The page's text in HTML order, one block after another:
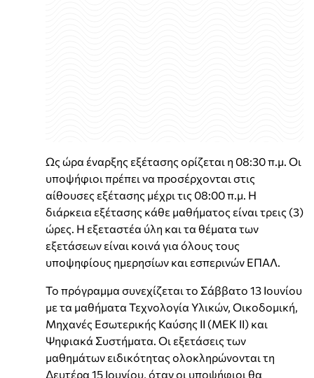
Ως ώρα έναρξης εξέτασης ορίζεται η 08:30 π.μ. Οι
υποψήφιοι πρέπει να προσέρχονται στις
αίθουσες εξέτασης μέχρι τις 08:00 π.μ. Η
διάρκεια εξέτασης κάθε μαθήματος είναι τρεις (3)
ώρες. Η εξεταστέα ύλη και τα θέματα των
εξετάσεων είναι κοινά για όλους τους
υποψηφίους ημερησίων και εσπερινών ΕΠΑΛ.
Το πρόγραμμα συνεχίζεται το Σάββατο 13 Ιουνίου
με τα μαθήματα Τεχνολογία Υλικών, Οικοδομική,
Μηχανές Εσωτερικής Καύσης ΙΙ (ΜΕΚ ΙΙ) και
Ψηφιακά Συστήματα. Οι εξετάσεις των
μαθημάτων ειδικότητας ολοκληρώνονται τη
Δευτέρα 15 Ιουνίου, όταν οι υποψήφιοι θα